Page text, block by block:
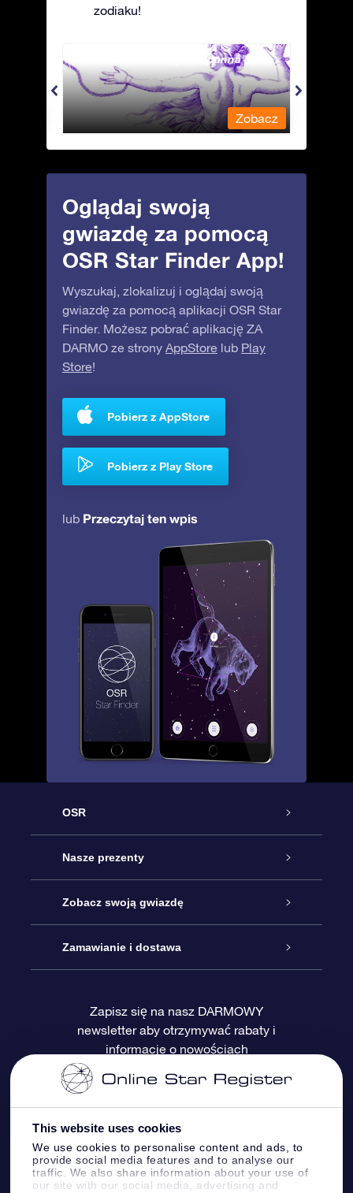
This website uses cookies
We use cookies to personalise content and ads, to
provide social media features and to analyse our
traffic. We also share information about your use of
our site with our social media, advertising and
zodiaku!
Andromeda - Związana panna
Zobacz
Oglądaj swoją
gwiazdę za pomocą
OSR Star Finder App!
Wyszukaj, zlokalizuj i oglądaj swoją
gwiazdę za pomocą aplikacji OSR Star
Finder. Możesz pobrać aplikację ZA
DARMO ze strony AppStore lub Play
Store!
Pobierz z AppStore
Pobierz z Play Store
lub Przeczytaj ten wpis
OSR
Obsługa
Kontakt
Blog
Recenzje
Nasze prezenty
Podarunek Gwiazda Online
Pakiet Podarunkowy OSR
Karta podarunkowa OSR
Prezenty firmowe
Zobacz swoją gwiazdę
Rejestr Gwiazd
Sprsonalizowana Strona Gwiazdy
One Million Stars
Gwieździsty Wygaszacz Ekranu OSR
Aplikacja VR „Fly me to the stars”
Zamawianie i dostawa
Metody płatności
Dostawa
Polityka zwrotów
Gwiazdozbiorach
Zapisz się na nasz DARMOWY
newsletter aby otrzymywać rabaty i
informacje o nowościach